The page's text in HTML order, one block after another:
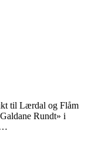
til Lærdal og Flåm
Rundt» i
…